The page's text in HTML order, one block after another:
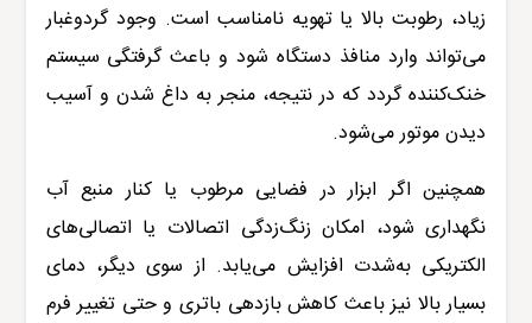
زیاد، رطوبت بالا یا تهویه نامناسب است. وجود گردوغبار
می‌تواند وارد منافذ دستگاه شود و باعث گرفتگی سیستم
خنک‌کننده گردد که در نتیجه، منجر به داغ شدن و آسیب
دیدن موتور می‌شود.
همچنین اگر ابزار در فضایی مرطوب یا کنار منبع آب
نگهداری شود، امکان زنگ‌زدگی اتصالات یا اتصالی‌های
الکتریکی به‌شدت افزایش می‌یابد. از سوی دیگر، دمای
بسیار بالا نیز باعث کاهش بازدهی باتری و حتی تغییر فرم